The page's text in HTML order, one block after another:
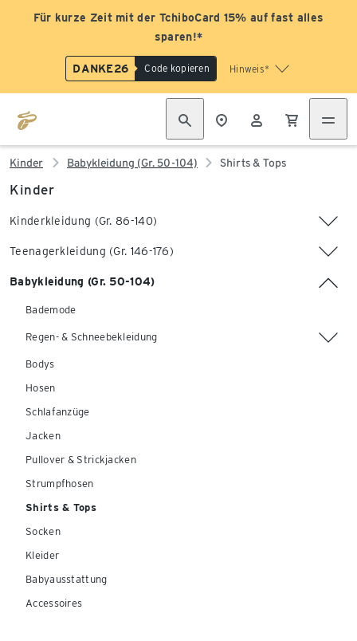
Für kurze Zeit mit der TchiboCard 15% auf fast alles
sparen!*
DANKE26 Code kopieren Hinweis*
Kinder Babykleidung (Gr. 50-104) Shirts & Tops
Kinder
Kinderkleidung (Gr. 86-140)
Teenagerkleidung (Gr. 146-176)
Babykleidung (Gr. 50-104)
Bademode
Regen- & Schneebekleidung
Bodys
Hosen
Schlafanzüge
Jacken
Pullover & Strickjacken
Strumpfhosen
Shirts & Tops
Socken
Kleider
Babyausstattung
Accessoires